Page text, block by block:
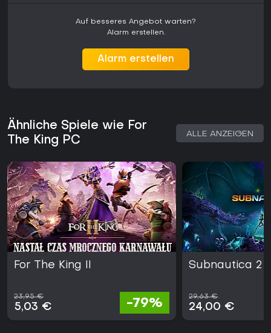
Auf besseres Angebot warten?
Alarm erstellen.
Alarm erstellen
Ähnliche Spiele wie For
The King PC
ALLE ANZEIGEN
For The King II
23,95 €
5,03 € -79%
Subnautica 2
29,63 €
24,00 €